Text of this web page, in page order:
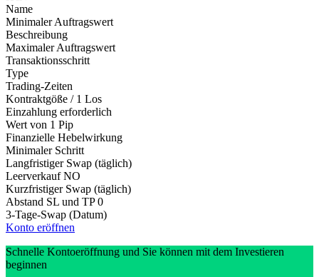
Name
Minimaler Auftragswert
Beschreibung
Maximaler Auftragswert
Transaktionsschritt
Type
Trading-Zeiten
Kontraktgöße / 1 Los
Einzahlung erforderlich
Wert von 1 Pip
Finanzielle Hebelwirkung
Minimaler Schritt
Langfristiger Swap (täglich)
Leerverkauf NO
Kurzfristiger Swap (täglich)
Abstand SL und TP 0
3-Tage-Swap (Datum)
Konto eröffnen
Schnelle Kontoeröffnung und Sie können mit dem Investieren
beginnen